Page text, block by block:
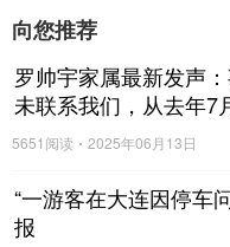
感受到，在宝贵的生命
到难题了，可以想办法
放弃。” 他说。
向您推荐
罗帅宇家属最新发声
未联系我们，从去年7
有什么进展
5651阅读 2025年06月13日
“一游客在大连因停车
报